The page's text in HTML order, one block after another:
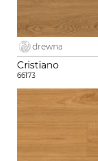
drewna
Cristiano
66173